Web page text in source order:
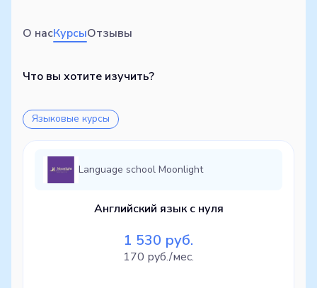
О насКурсыОтзывы
Что вы хотите изучить?
Языковые курсы
Language school Moonlight
Английский язык с нуля
1 530 руб.
170 руб./мес.